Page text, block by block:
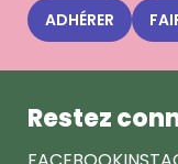
ADHÉRER
Restez